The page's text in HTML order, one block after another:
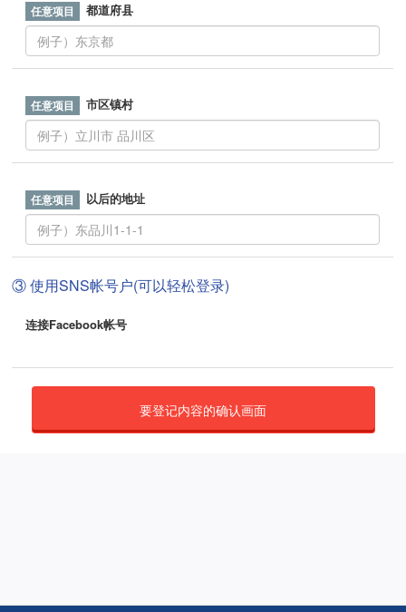
都道府县
市区镇村
以后的地址
③ 使用SNS帐号户(可以轻松登录)
连接Facebook帐号